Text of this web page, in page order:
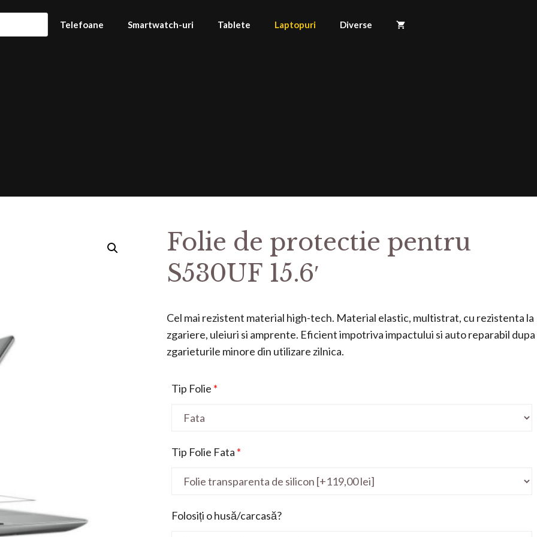
Telefoane Smartwatch-uri Tablete Laptopuri Diverse
Folie de protectie pentru
S530UF 15.6′
Cel mai rezistent material high-tech. Material elastic, multistrat, cu rezistenta la
zgariere, uleiuri si amprente. Eficient impotriva impactului si auto reparabil dupa
zgarieturile minore din utilizare zilnica.
Tip Folie *
Tip Folie Fata *
Folosiți o husă/carcasă?